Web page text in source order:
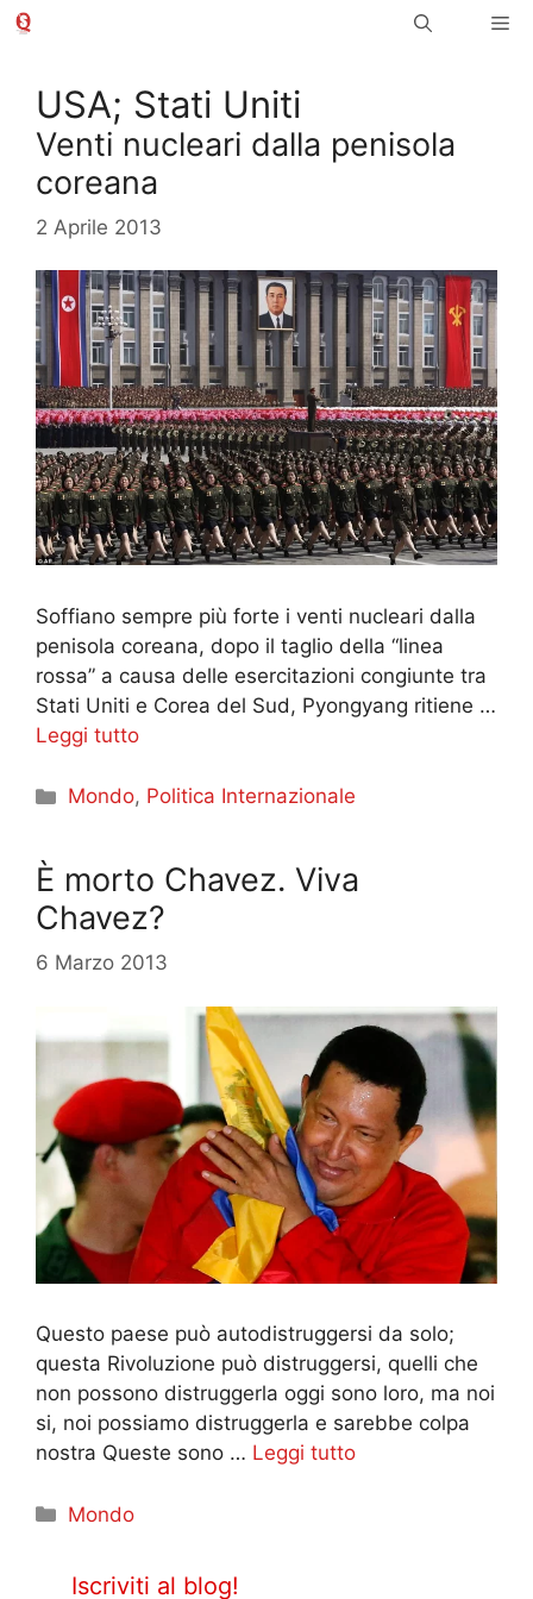
Vai
USA; Stati Uniti
Venti nucleari dalla penisola
coreana
2 Aprile 2013
Soffiano sempre più forte i venti nucleari dalla
penisola coreana, dopo il taglio della “linea
rossa” a causa delle esercitazioni congiunte tra
Stati Uniti e Corea del Sud, Pyongyang ritiene …
Leggi tutto
Categorie
Mondo, Politica Internazionale
È morto Chavez. Viva
Chavez?
6 Marzo 2013
Questo paese può autodistruggersi da solo;
questa Rivoluzione può distruggersi, quelli che
non possono distruggerla oggi sono loro, ma noi
si, noi possiamo distruggerla e sarebbe colpa
nostra Queste sono … Leggi tutto
Categorie
Mondo
Iscriviti al blog!